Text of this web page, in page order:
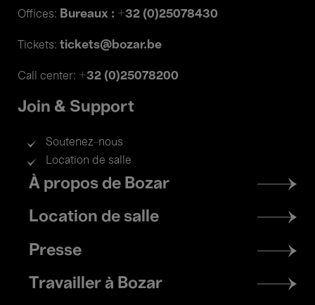
Offices: Bureaux : +32 (0)25078430
Tickets: tickets@bozar.be
Call center: +32 (0)25078200
Join & Support
Soutenez-nous
Location de salle
Footer
menu
À propos de Bozar
Location de salle
Presse
Travailler à Bozar